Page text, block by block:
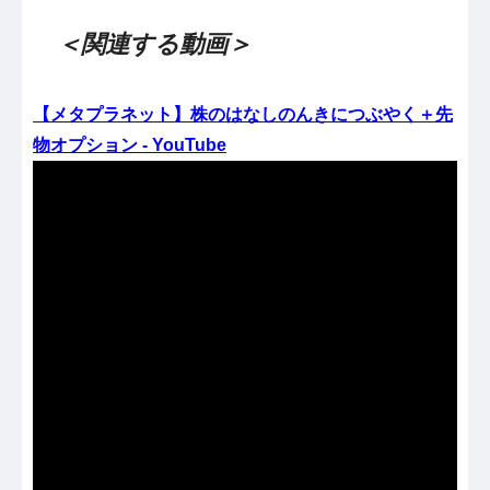
＜関連する動画＞
【メタプラネット】株のはなしのんきにつぶやく＋先
物オプション - YouTube